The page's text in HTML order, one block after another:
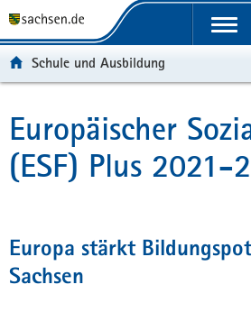
t
ü
b
e
r
e
i
t
n
a
v
a
t
i
p
n
h
a
t
e
I
n
r
m
a
t
-
B
e
i
c
h
Schule und Ausbildung
Hauptinhalt
Europäischer
(ESF) Plus 2021-
Europa stärkt
Sachsen